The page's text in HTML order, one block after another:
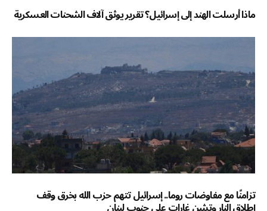
ماذا أرسلت الهند إلى إسرائيل؟ تقرير يوثق آلاف الشحنات العسكرية
تزامنًا مع مفاوضات روما.. إسرائيل تتهم حزب الله بخرق وقف